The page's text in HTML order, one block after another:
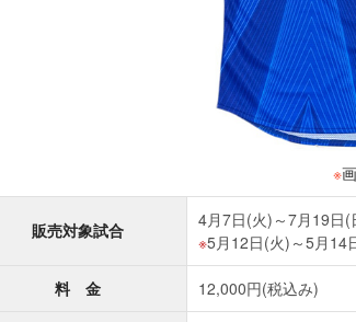
※
販売対象試合
4月7日(火)～7月19日(
5月12日(火)～5月14
料 金 12,000円(税込み)